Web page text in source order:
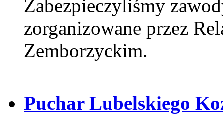
Zabezpieczyliśmy
zorganizowane przez
Zemborzyckim.
Puchar Lubelskiego